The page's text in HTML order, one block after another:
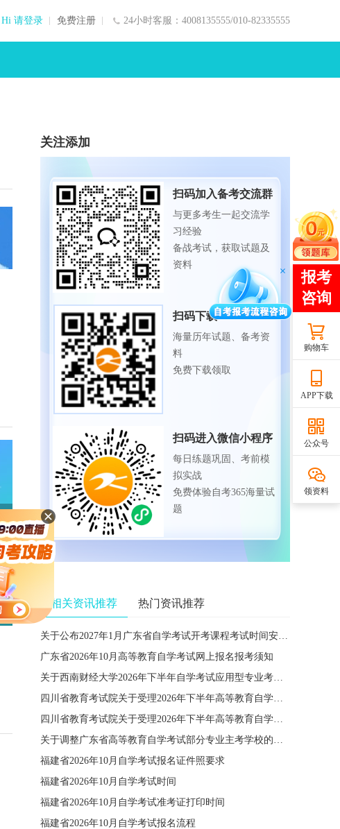
24小时客服：4008135555/010-82335555
Hi 请登录 免费注册
关注添加
扫码加入备考交流群
与更多考生一起交流学
习经验
备战考试，获取试题及
资料
扫码下载APP
海量历年试题、备考资
料
免费下载领取
扫码进入微信小程序
每日练题巩固、考前模
拟实战
免费体验自考365海量试
题
相关资讯推荐 热门资讯推荐
关于公布2027年1月广东省自学考试开考课程考试时间安排和使用教材的通知
广东省2026年10月高等教育自学考试网上报名报考须知
关于西南财经大学2026年下半年自学考试应用型专业考籍更改办理的通知
四川省教育考试院关于受理2026年下半年高等教育自学考试省际转考申请的通告
四川省教育考试院关于受理2026年下半年高等教育自学考试考籍更改申请的通告
关于调整广东省高等教育自学考试部分专业主考学校的通知
福建省2026年10月自学考试报名证件照要求
福建省2026年10月自学考试时间
福建省2026年10月自学考试准考证打印时间
福建省2026年10月自学考试报名流程
购物车
APP下载
公众号
领资料